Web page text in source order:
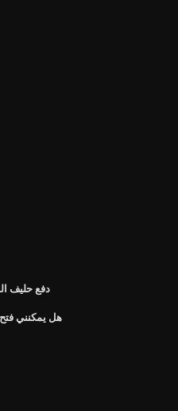
دفع حليف
هل يمكنني